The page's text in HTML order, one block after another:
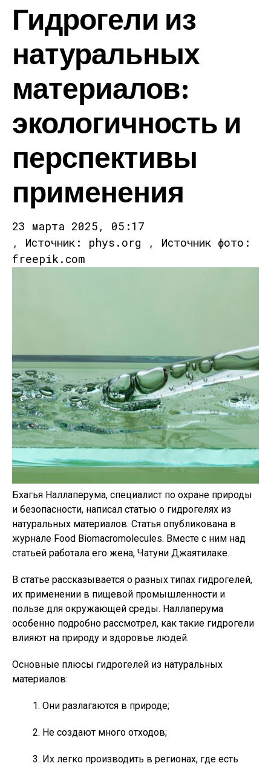
Гидрогели из
натуральных
материалов:
экологичность и
перспективы
применения
23 марта 2025, 05:17
, Источник: phys.org , Источник фото:
freepik.com
Бхагья Наллаперума, специалист по охране природы
и безопасности, написал статью о гидрогелях из
натуральных материалов. Статья опубликована в
журнале Food Biomacromolecules. Вместе с ним над
статьей работала его жена, Чатуни Джаятилаке.
В статье рассказывается о разных типах гидрогелей,
их применении в пищевой промышленности и
пользе для окружающей среды. Наллаперума
особенно подробно рассмотрел, как такие гидрогели
влияют на природу и здоровье людей.
Основные плюсы гидрогелей из натуральных
материалов:
Они разлагаются в природе;
Не создают много отходов;
Их легко производить в регионах, где есть